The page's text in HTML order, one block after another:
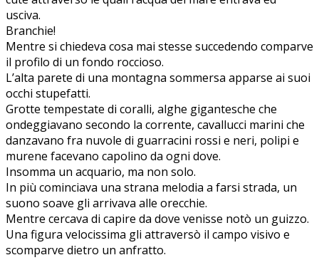
usciva.
Branchie!
Mentre si chiedeva cosa mai stesse succedendo comparve
il profilo di un fondo roccioso.
L’alta parete di una montagna sommersa apparse ai suoi
occhi stupefatti.
Grotte tempestate di coralli, alghe gigantesche che
ondeggiavano secondo la corrente, cavallucci marini che
danzavano fra nuvole di guarracini rossi e neri, polipi e
murene facevano capolino da ogni dove.
Insomma un acquario, ma non solo.
In più cominciava una strana melodia a farsi strada, un
suono soave gli arrivava alle orecchie.
Mentre cercava di capire da dove venisse notò un guizzo.
Una figura velocissima gli attraversò il campo visivo e
scomparve dietro un anfratto.